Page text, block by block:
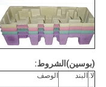
(بوسين) الشروط:
لا. البند
الوصف